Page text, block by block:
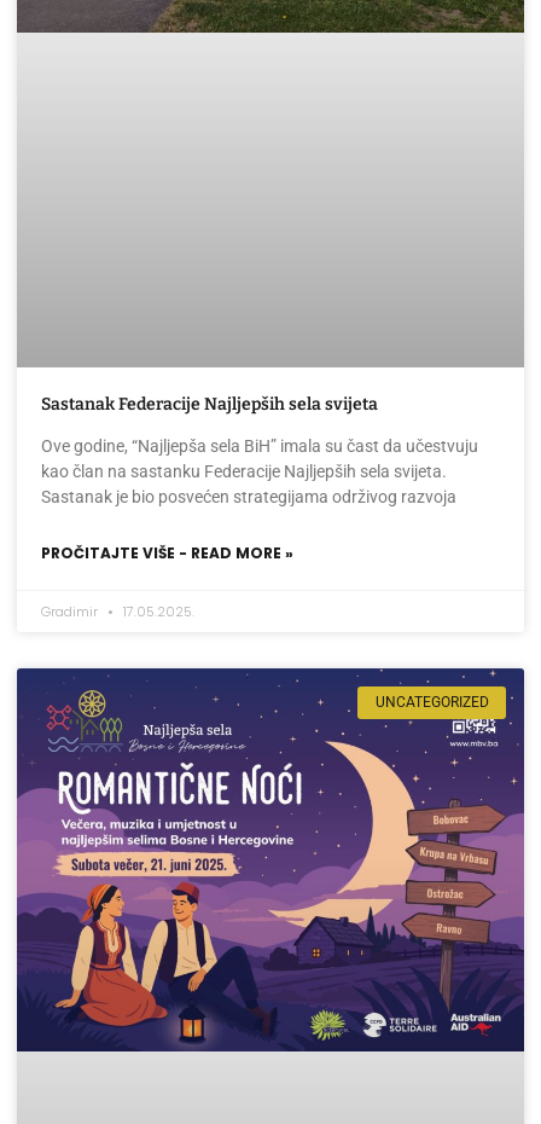
Sastanak Federacije Najljepših sela svijeta
Ove godine, “Najljepša sela BiH” imala su čast da učestvuju
kao član na sastanku Federacije Najljepših sela svijeta.
Sastanak je bio posvećen strategijama održivog razvoja
PROČITAJTE VIŠE - READ MORE »
Gradimir 17.05.2025.
UNCATEGORIZED